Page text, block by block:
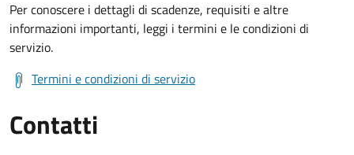
Per conoscere i dettagli di scadenze, requisiti e altre
informazioni importanti, leggi i termini e le condizioni di
servizio.
Termini e condizioni di servizio
Contatti